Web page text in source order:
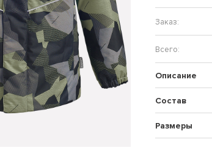
Описание
Состав
Размеры